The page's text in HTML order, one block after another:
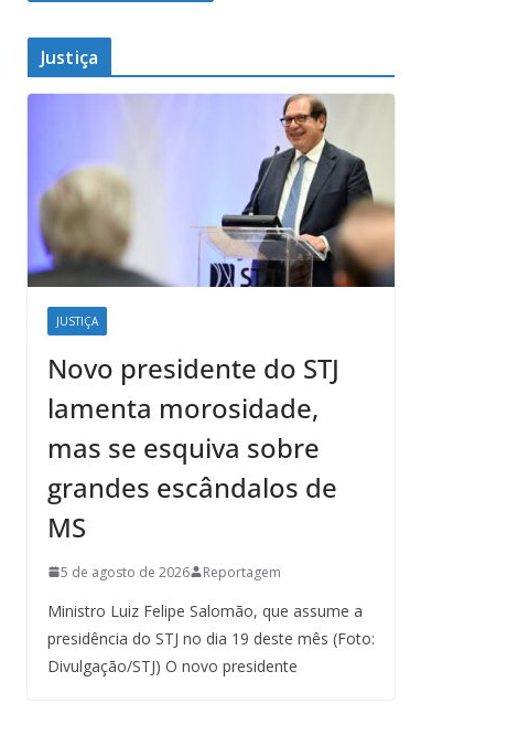
Justiça
JUSTIÇA
Novo presidente do STJ
lamenta morosidade,
mas se esquiva sobre
grandes escândalos de
MS
5 de agosto de 2026 Reportagem
Ministro Luiz Felipe Salomão, que assume a
presidência do STJ no dia 19 deste mês (Foto:
Divulgação/STJ) O novo presidente